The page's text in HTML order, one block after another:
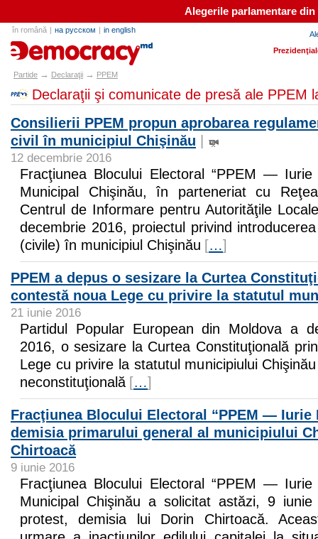
Alegerile parlamentare
în română | на русском | in english
partide.md
Partide → Declaraţii → PPEM
Declaraţii şi comunicate de presă ale PPEM
Consilierii PPEM propun aprobarea
civil în municipiul Chişinău |
12 decembrie 2016
Fracţiunea Blocului Electoral “PPEM — Iurie
Municipal Chişinău, în parteneriat cu
Centrul de Informare pentru Autorităţile
decembrie 2016, proiectul privind
(civile) în municipiul Chişinău […]
PPEM a depus o sesizare la Curtea
contestă noua Lege cu privire la statutul
21 iunie 2016
Partidul Popular European din Moldova a
2016, o sesizare la Curtea Constituţională
Lege cu privire la statutul municipiului
neconstituţională […]
Fracţiunea Blocului Electoral “PPEM — Iurie
demisia primarului general al municipiului
Chirtoacă
9 iunie 2016
Fracţiunea Blocului Electoral “PPEM — Iurie
Municipal Chişinău a solicitat astăzi, 9
protest, demisia lui Dorin Chirtoacă.